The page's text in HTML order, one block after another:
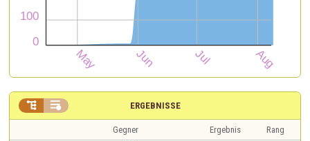
ERGEBNISSE
 
Gegner Ergebnis
Rang